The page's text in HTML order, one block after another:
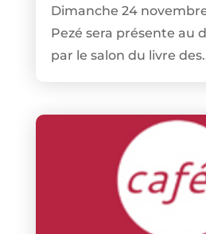
Dimanche 24
Pezé sera présente au
par le salon du livre